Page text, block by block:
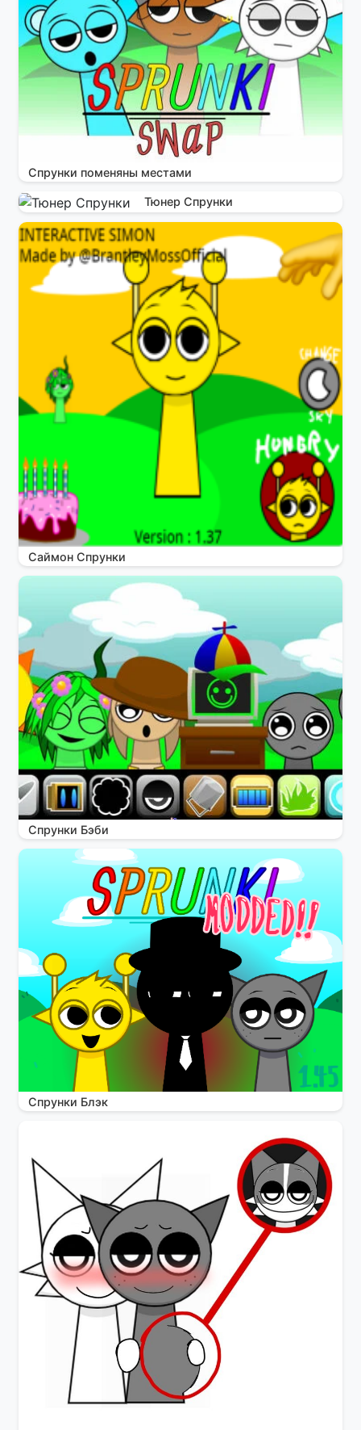
Спрунки поменяны местами
Тюнер Спрунки
Саймон Спрунки
Спрунки Бэби
Спрунки Блэк